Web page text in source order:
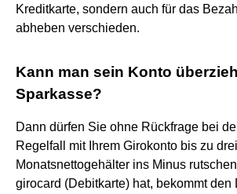
Kreditkarte, sondern auch für das
abheben verschieden.
Kann man sein Konto
Sparkasse?
Dann dürfen Sie ohne Rückfrage bei
Regelfall mit Ihrem Girokonto bis zu drei
Monatsnettogehälter ins Minus
girocard (Debitkarte) hat, bekommt den